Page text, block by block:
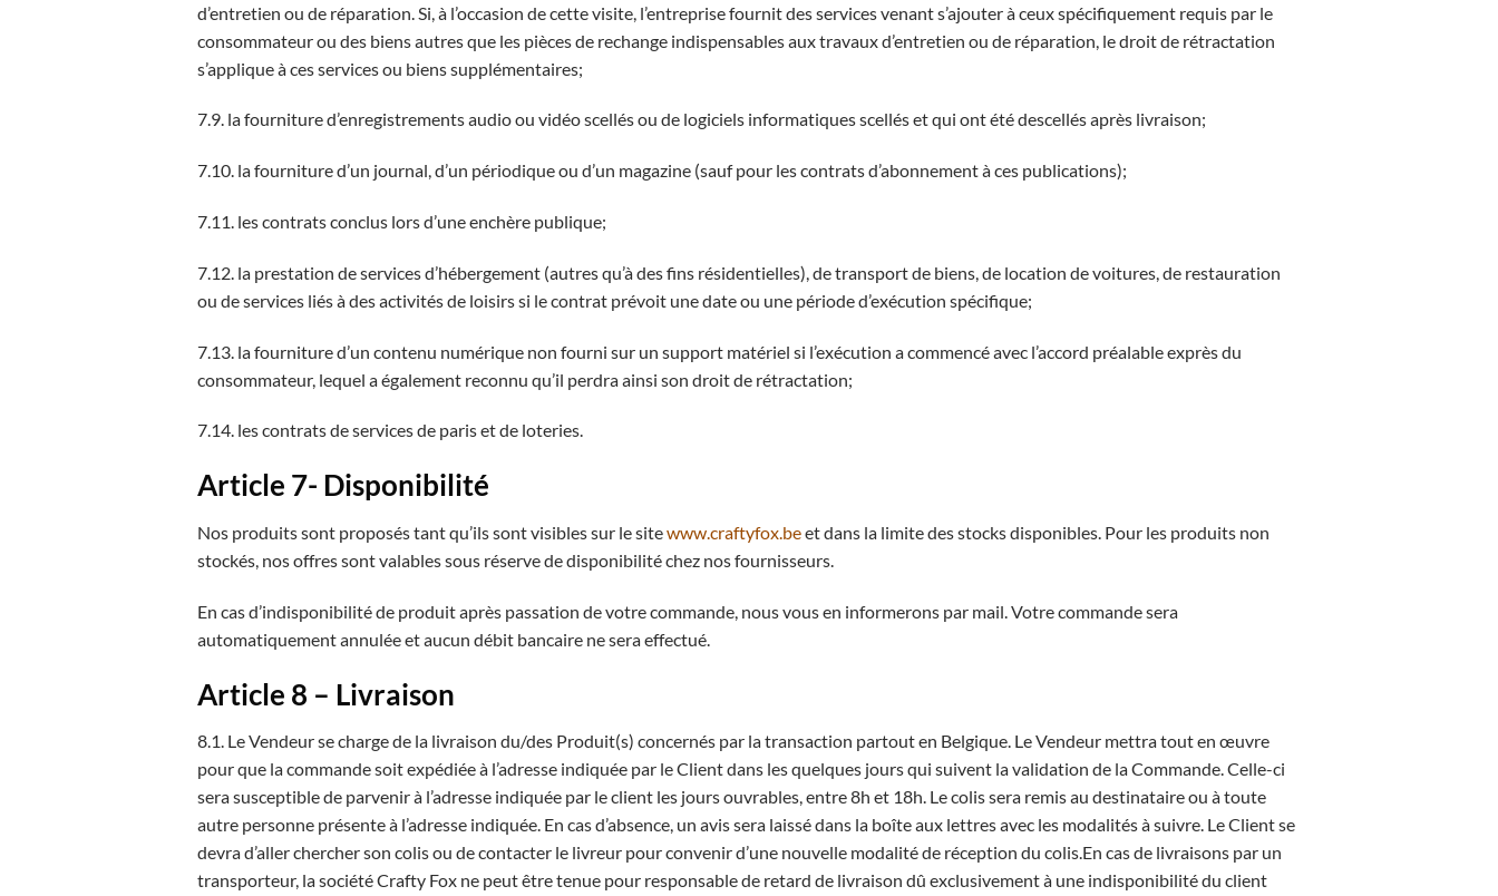
d’entretien ou de réparation. Si, à l’occasion de cette visite, l’entreprise fournit des services venant s’ajouter à ceux spécifiquement requis par le
consommateur ou des biens autres que les pièces de rechange indispensables aux travaux d’entretien ou de réparation, le droit de rétractation
s’applique à ces services ou biens supplémentaires;
7.9. la fourniture d’enregistrements audio ou vidéo scellés ou de logiciels informatiques scellés et qui ont été descellés après livraison;
7.10. la fourniture d’un journal, d’un périodique ou d’un magazine (sauf pour les contrats d’abonnement à ces publications);
7.11. les contrats conclus lors d’une enchère publique;
7.12. la prestation de services d’hébergement (autres qu’à des fins résidentielles), de transport de biens, de location de voitures, de restauration
ou de services liés à des activités de loisirs si le contrat prévoit une date ou une période d’exécution spécifique;
7.13. la fourniture d’un contenu numérique non fourni sur un support matériel si l’exécution a commencé avec l’accord préalable exprès du
consommateur, lequel a également reconnu qu’il perdra ainsi son droit de rétractation;
7.14. les contrats de services de paris et de loteries.
Article 7- Disponibilité
Nos produits sont proposés tant qu’ils sont visibles sur le sitewww.craftyfox.beet dans la limite des stocks disponibles. Pour les produits non
stockés, nos offres sont valables sous réserve de disponibilité chez nos fournisseurs.
En cas d’indisponibilité de produit après passation de votre commande, nous vous en informerons par mail. Votre commande sera
automatiquement annulée et aucun débit bancaire ne sera effectué.
Article 8 – Livraison
8.1. Le Vendeur se charge de la livraison du/des Produit(s) concernés par la transaction partout en Belgique. Le Vendeur mettra tout en œuvre
pour que la commande soit expédiée à l’adresse indiquée par le Client dans les quelques jours qui suivent la validation de la Commande. Celle-ci
sera susceptible de parvenir à l’adresse indiquée par le client les jours ouvrables, entre 8h et 18h. Le colis sera remis au destinataire ou à toute
autre personne présente à l’adresse indiquée. En cas d’absence, un avis sera laissé dans la boîte aux lettres avec les modalités à suivre. Le Client se
devra d’aller chercher son colis ou de contacter le livreur pour convenir d’une nouvelle modalité de réception du colis.En cas de livraisons par un
transporteur, la société Crafty Fox ne peut être tenue pour responsable de retard de livraison dû exclusivement à une indisponibilité du client